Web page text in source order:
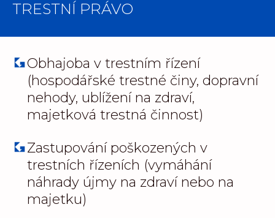
TRESTNÍ PRÁVO
Obhajoba v trestním řízení
(hospodářské trestné činy, dopravní
nehody, ublížení na zdraví,
majetková trestná činnost)
Zastupování poškozených v
trestních řízeních (vymáhání
náhrady újmy na zdraví nebo na
majetku)